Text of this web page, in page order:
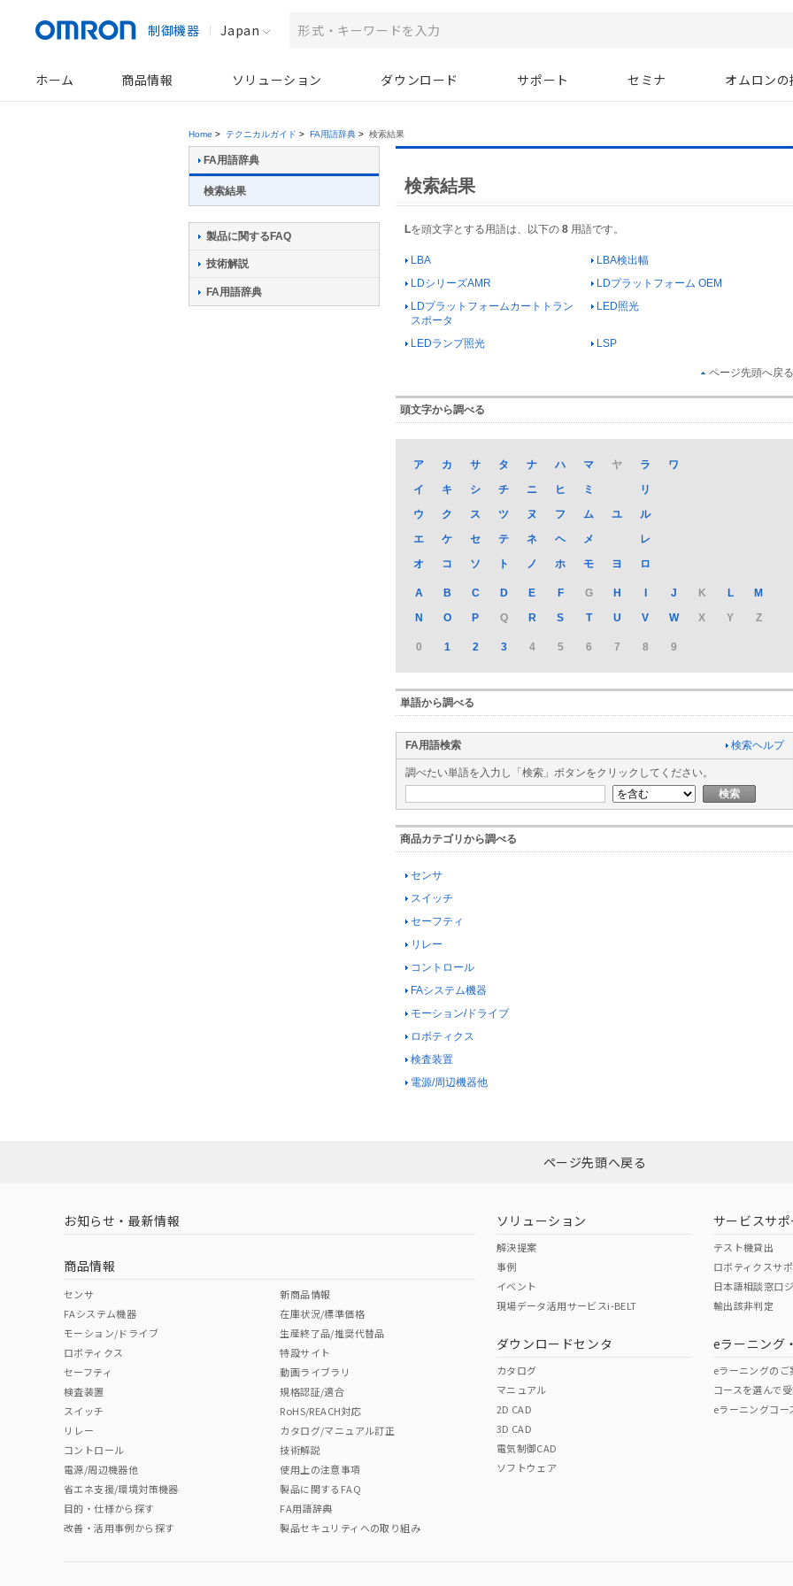
制御機器 Japan
ホーム 商品情報 ソリューション ダウンロード サポート セミナ オムロン
Home > テクニカルガイド > FA用語辞典 > 検索結果
検索結果
Lを頭文字とする用語は、以下の 8 用語です。
LBA
LBA検出幅
LDシリーズAMR
LDプラットフォーム OEM
LDプラットフォームカートトラン
スポータ
LED照光
LEDランプ照光 LSP
ページ先頭へ戻る
頭文字から調べる
ア カ サ タ ナ ハ マ ヤ ラ
ワ
イ
キ シ チ ニ ヒ ミ
リ
ウ
ク ス ツ ヌ フ ム ユ
ル
エ
ケ セ テ ネ ヘ メ
レ
オ
コ ソ ト ノ ホ モ ヨ ロ
A B C D E F G H J K L
M
N
O P Q R S T U V W X Y Z
0 1 2 3 4 5 6 7 8 9
単語から調べる
FA用語検索 検索ヘルプ
調べたい単語を入力し「検索」ボタンをクリックしてください。
商品カテゴリから調べる
センサ
スイッチ
セーフティ
リレー
コントロール
FAシステム機器
モーション/ドライブ
ロボティクス
検査装置
電源/周辺機器他
FA用語辞典
検索結果
製品に関するFAQ
技術解説
FA用語辞典
ページ先頭へ戻る
お知らせ・最新情報
商品情報
センサ
FAシステム機器
モーション/ドライブ
ロボティクス
セーフティ
検査装置
スイッチ
リレー
コントロール
電源/周辺機器他
省エネ支援/環境対策機器
目的・仕様から探す
改善・活用事例から探す
新商品情報
在庫状況/標準価格
生産終了品/推奨代替品
特設サイト
動画ライブラリ
規格認証/適合
RoHS/REACH対応
カタログ/マニュアル訂正
技術解説
使用上の注意事項
製品に関するFAQ
FA用語辞典
製品セキュリティへの取り組み
ソリューション
解決提案
事例
イベント
現場データ活用サービスi-BELT
ダウンロードセンタ
カタログ
マニュアル
2D CAD
3D CAD
電気制御CAD
ソフトウェア
サービスサポ
テスト機貸出
ロボティクスサ
日本語相談窓口
輸出該非判定
eラーニング
eラーニングのご
コースを選んで
eラーニングコー